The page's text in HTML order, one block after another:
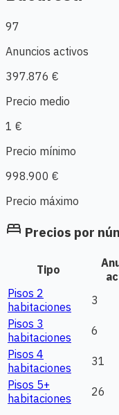
97
Anuncios activos
397.876 €
Precio medio
1 €
Precio mínimo
998.900 €
Precio máximo
bed Precios por
Tipo
Pisos 2
habitaciones
3
Pisos 3
habitaciones
6
Pisos 4
habitaciones
31
Pisos 5+
habitaciones
26